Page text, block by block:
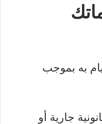
به بموجب
جارية أو